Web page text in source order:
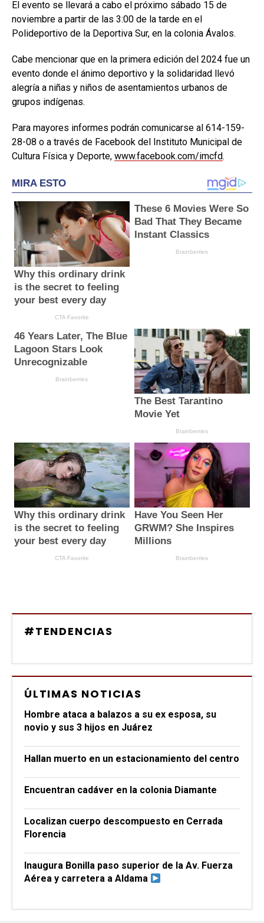
El evento se llevará a cabo el próximo sábado 15 de
noviembre a partir de las 3:00 de la tarde en el
Polideportivo de la Deportiva Sur, en la colonia Ávalos.
Cabe mencionar que en la primera edición del 2024 fue un
evento donde el ánimo deportivo y la solidaridad llevó
alegría a niñas y niños de asentamientos urbanos de
grupos indígenas.
Para mayores informes podrán comunicarse al 614-159-
28-08 o a través de Facebook del Instituto Municipal de
Cultura Física y Deporte, www.facebook.com/imcfd.
#TENDENCIAS
ÚLTIMAS NOTICIAS
Hombre ataca a balazos a su ex esposa, su
novio y sus 3 hijos en Juárez
Hallan muerto en un estacionamiento del centro
Encuentran cadáver en la colonia Diamante
Localizan cuerpo descompuesto en Cerrada
Florencia
Inaugura Bonilla paso superior de la Av. Fuerza
Aérea y carretera a Aldama